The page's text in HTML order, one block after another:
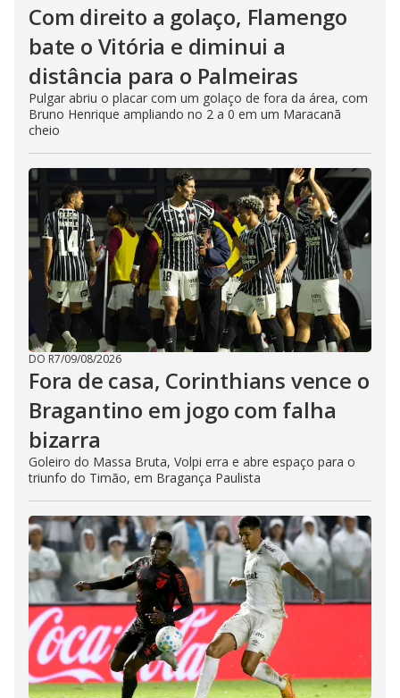
Com direito a golaço, Flamengo
bate o Vitória e diminui a
distância para o Palmeiras
Pulgar abriu o placar com um golaço de fora da área, com
Bruno Henrique ampliando no 2 a 0 em um Maracanã
cheio
DO R7/09/08/2026
Fora de casa, Corinthians vence o
Bragantino em jogo com falha
bizarra
Goleiro do Massa Bruta, Volpi erra e abre espaço para o
triunfo do Timão, em Bragança Paulista